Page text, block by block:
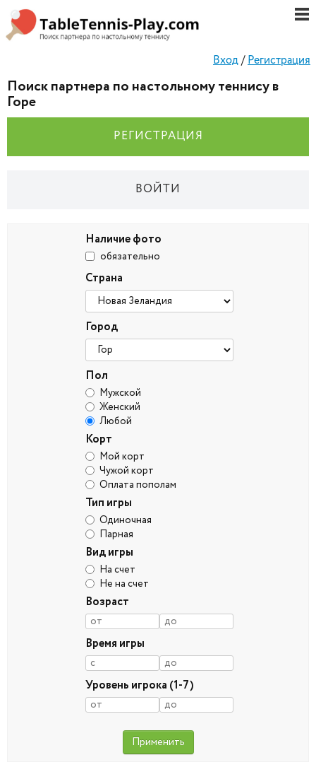
Вход/Регистрация
Поиск партнера по настольному теннису в
Горе
РЕГИСТРАЦИЯ
ВОЙТИ
Наличие фото
обязательно
Страна
Город
Пол
Мужской
Женский
Любой
Корт
Мой корт
Чужой корт
Оплата пополам
Тип игры
Одиночная
Парная
Вид игры
На счет
Не на счет
Возраст
Время игры
Уровень игрока (1-7)